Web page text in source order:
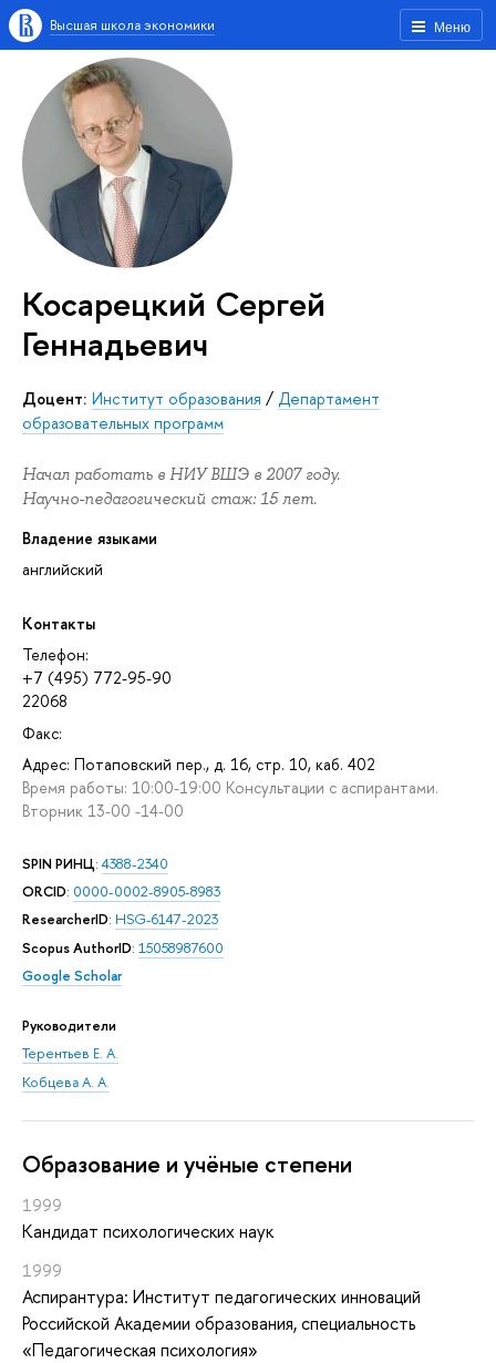
Меню
Высшая школа экономики
Косарецкий Сергей
Геннадьевич
Доцент: Институт образования / Департамент
образовательных программ
Начал работать в НИУ ВШЭ в 2007 году.
Научно-педагогический стаж: 15 лет.
Владение языками
английский
Контакты
Телефон:
+7 (495) 772-95-90
22068
Факс:
Адрес: Потаповский пер., д. 16, стр. 10, каб. 402
Время работы: 10:00-19:00 Консультации с аспирантами.
Вторник 13-00 -14-00
SPIN РИНЦ:4388-2340
ORCID: 0000-0002-8905-8983
ResearcherID: HSG-6147-2023
Scopus AuthorID: 15058987600
Google Scholar
Руководители
Терентьев Е. А.
Кобцева А. А.
Oбразование и учёные степени
1999
Кандидат психологических наук
1999
Аспирантура: Институт педагогических инноваций
Российской Академии образования, специальность
«Педагогическая психология»